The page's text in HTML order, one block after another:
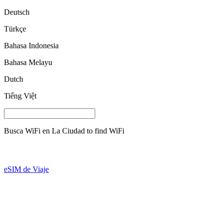
Deutsch
Türkçe
Bahasa Indonesia
Bahasa Melayu
Dutch
Tiếng Việt
Busca WiFi en La Ciudad to find WiFi
eSIM de Viaje